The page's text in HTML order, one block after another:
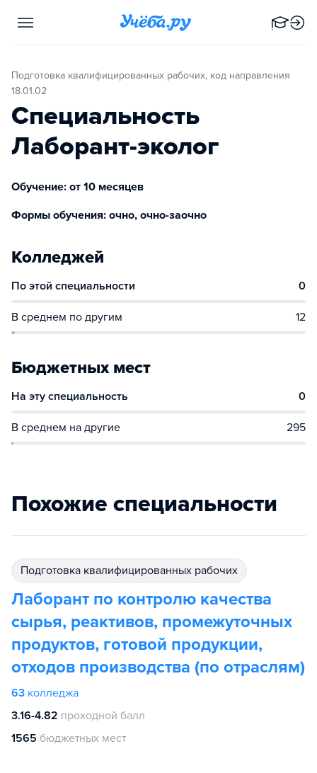
Подготовка квалифицированных рабочих, код направления
18.01.02
Специальность
Лаборант-эколог
Обучение: от 10 месяцев
Формы обучения: очно, очно-заочно
Колледжей
По этой специальности 0
В среднем по другим 12
Бюджетных мест
На эту специальность 0
В среднем на другие 295
Похожие специальности
подготовка квалифицированных рабочих
Лаборант по контролю качества
сырья, реактивов, промежуточных
продуктов, готовой продукции,
отходов производства (по отраслям)
63 колледжа
3.16-4.82 проходной балл
1565 бюджетных мест